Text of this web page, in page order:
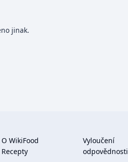
jinak.
O WikiFood
Recepty
Vyloučení
odpovědnosti